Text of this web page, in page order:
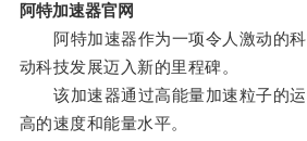
阿特加速器官网
阿特加速器作为一项令人激动的科
动科技发展迈入新的里程碑。
该加速器通过高能量加速粒子的运
高的速度和能量水平。